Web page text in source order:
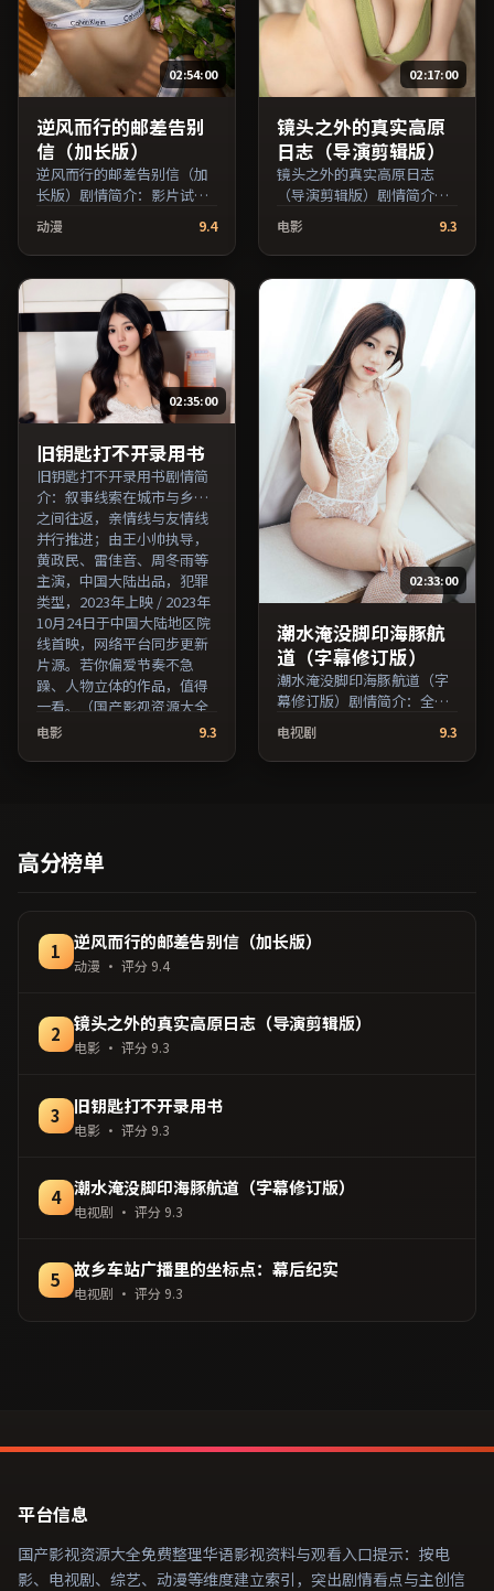
02:54:00
逆风而行的邮差告别
信（加长版）
逆风而行的邮差告别信（加
长版）剧情简介：影片试图
追问「归属」与「告别」的
主题，人物关系在误会与和
解中演进；由林超贤执导，
凯特·布兰切特、蒋雯丽、
梁朝伟等主演，日本出品，
家庭类型，2018年上映 /
2018年5月15日于日本地区
院线首映，网络平台同步更
新片源。适合关注表演细节
与导演风格的深度观影人
群。（国产影视资源大全免
费条目索引，支持片名与演
员交叉检索。）
动漫 9.4
02:17:00
镜头之外的真实高原
日志（导演剪辑版）
镜头之外的真实高原日志
（导演剪辑版）剧情简介：
叙事线索在城市与乡野之间
往返，亲情线与友情线并行
推进；由韦家辉执导，马修
·麦康纳、黄政民、张子枫
等主演，中国香港出品，传
记类型，2023年上映 / 2023
年10月7日于中国香港地区院
线首映，网络平台同步更新
片源。若你偏爱节奏不急
躁、人物立体的作品，值得
一看。（国产影视资源大全
免费条目索引，支持片名与
演员交叉检索。）
电影 9.3
02:35:00
旧钥匙打不开录用书
旧钥匙打不开录用书剧情简
介：叙事线索在城市与乡野
之间往返，亲情线与友情线
并行推进；由王小帅执导，
黄政民、雷佳音、周冬雨等
主演，中国大陆出品，犯罪
类型，2023年上映 / 2023年
10月24日于中国大陆地区院
线首映，网络平台同步更新
片源。若你偏爱节奏不急
躁、人物立体的作品，值得
一看。（国产影视资源大全
免费条目索引，支持片名与
电影 9.3
02:33:00
潮水淹没脚印海豚航
道（字幕修订版）
潮水淹没脚印海豚航道（字
幕修订版）剧情简介：全片
在时间与记忆的缝隙里穿
梭，配乐与声场强化了情绪
的层次感；由杜琪峰执导，
源大全免费条目索引，支持
片名与演员交叉检索。）
电视剧 9.3
高分榜单
1 逆风而行的邮差告别信（加长版）
动漫 · 评分 9.4
2 镜头之外的真实高原日志（导演剪辑版）
电影· 评分 9.3
3 旧钥匙打不开录用书
电影· 评分 9.3
4 潮水淹没脚印海豚航道（字幕修订版）
电视剧 · 评分 9.3
5 故乡车站广播里的坐标点：幕后纪实
电视剧 · 评分 9.3
平台信息
国产影视资源大全免费整理华语影视资料与观看入口提示：按电
影、电视剧、综艺、动漫等维度建立索引，突出剧情看点与主创信